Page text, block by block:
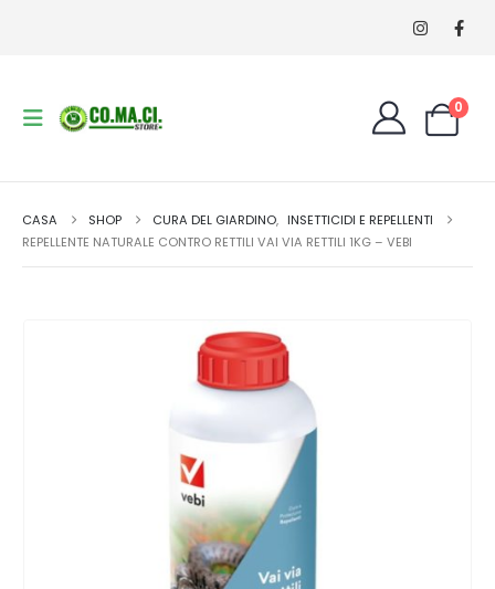
0
CASA SHOP CURA DEL GIARDINO, INSETTICIDI E REPELLENTI
REPELLENTE NATURALE CONTRO RETTILI VAI VIA RETTILI 1KG – VEBI